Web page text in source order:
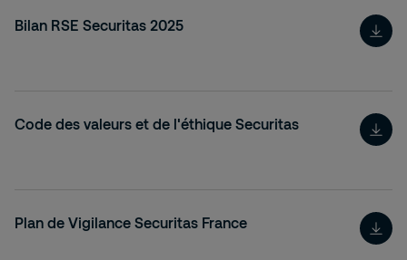
Bilan RSE Securitas 2025
Code des valeurs et de l'éthique Securitas
Plan de Vigilance Securitas France